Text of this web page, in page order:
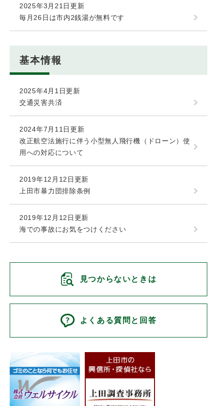
2025年3月21日更新
毎月26日は市内2銭湯が無料です
基本情報
2025年4月1日更新
交通災害共済
2024年7月11日更新
改正航空法施行に伴う小型無人飛行機（ドローン）使
用への対応について
2019年12月12日更新
上田市暴力団排除条例
2019年12月12日更新
海での事故にお気をつけください
見つからないときは
よくある質問と回答